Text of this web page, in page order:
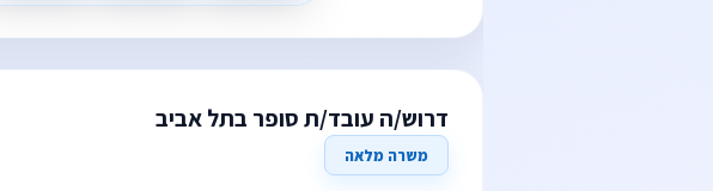
דרוש/ה עובד/ת סופר בתל אביב
משרה מלאה